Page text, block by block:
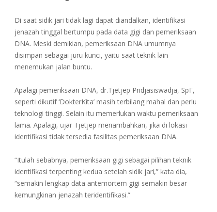
Di saat sidik jari tidak lagi dapat diandalkan, identifikasi
jenazah tinggal bertumpu pada data gigi dan pemeriksaan
DNA. Meski demikian, pemeriksaan DNA umumnya
disimpan sebagai juru kunci, yaitu saat teknik lain
menemukan jalan buntu.
Apalagi pemeriksaan DNA, dr.Tjetjep Pridjasiswadja, SpF,
seperti dikutif ‘DokterKita’ masih terbilang mahal dan perlu
teknologi tinggi. Selain itu memerlukan waktu pemeriksaan
lama. Apalagi, ujar Tjetjep menambahkan, jika di lokasi
identifikasi tidak tersedia fasilitas pemeriksaan DNA.
“Itulah sebabnya, pemeriksaan gigi sebagai pilihan teknik
identifikasi terpenting kedua setelah sidik jari,” kata dia,
“semakin lengkap data antemortem gigi semakin besar
kemungkinan jenazah teridentifikasi.”